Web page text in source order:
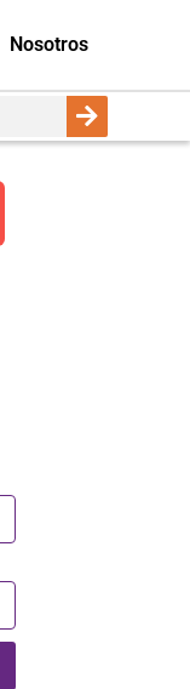
Nosotros